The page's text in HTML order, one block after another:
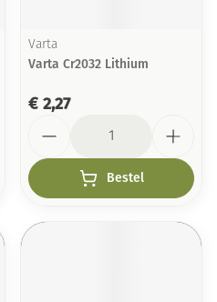
Varta
Varta Cr2032 Lithium
€ 2,27
Bestel